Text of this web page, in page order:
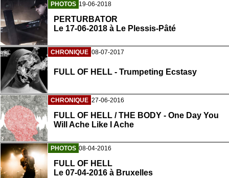
PHOTOS 19-06-2018
PERTURBATOR
Le 17-06-2018 à Le Plessis-Pâté
CHRONIQUE 08-07-2017
FULL OF HELL - Trumpeting Ecstasy
CHRONIQUE 27-06-2016
FULL OF HELL / THE BODY - One Day You
Will Ache Like I Ache
PHOTOS 08-04-2016
FULL OF HELL
Le 07-04-2016 à Bruxelles